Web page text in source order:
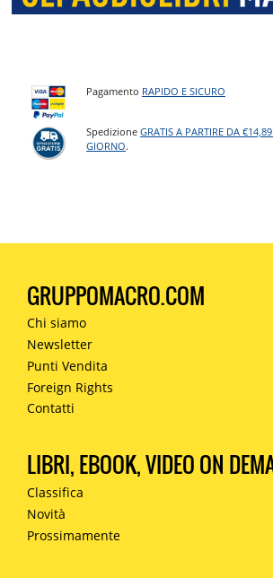
Pagamento RAPIDO E SICURO
SpedizioneGRATIS A PARTIRE DA
GIORNO.
GRUPPOMACRO.COM
Chi siamo
Newsletter
Punti Vendita
Foreign Rights
Contatti
LIBRI, EBOOK, VIDEO ON
Classifica
Novità
Prossimamente